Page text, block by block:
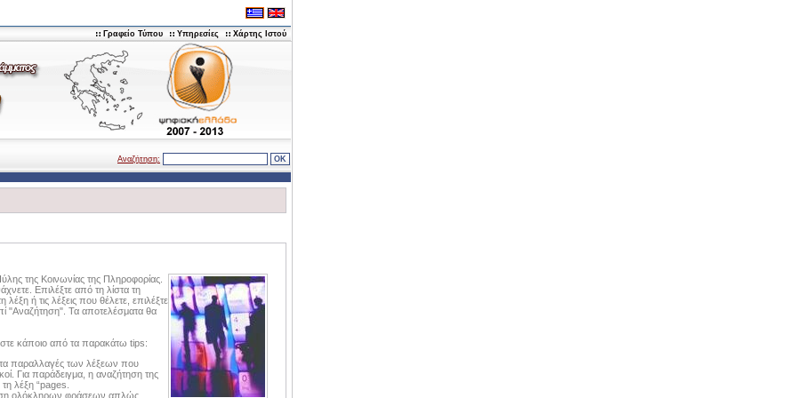
Γραφείο Τύπου Υπηρεσίες Χάρτης Ιστού
Αναζήτηση:
της Κοινωνίας της Πληροφορίας.
Επιλέξτε από τη λίστα τη
ή τις λέξεις που θέλετε, επιλέξτε
"Αναζήτηση". Τα αποτελέσματα θα
κάποιο από τα παρακάτω tips:
παραλλαγές των λέξεων που
Για παράδειγμα, η αναζήτηση της
λέξη “pages.
ολόκληρων φράσεων απλώς